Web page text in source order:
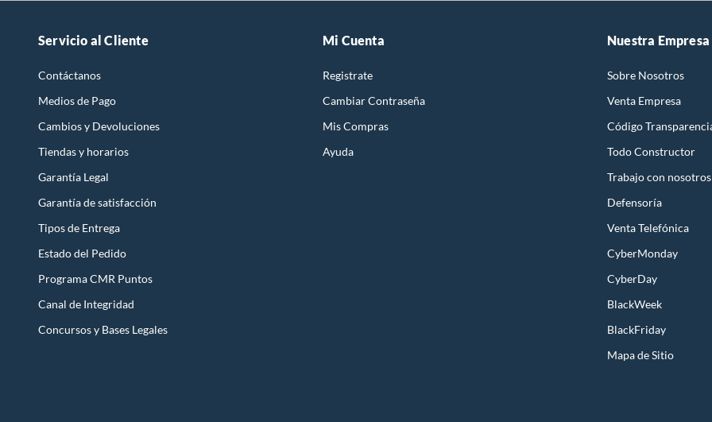
Servicio al Cliente
Contáctanos
Medios de Pago
Cambios y Devoluciones
Tiendas y horarios
Garantía Legal
Garantía de satisfacción
Tipos de Entrega
Estado del Pedido
Programa CMR Puntos
Canal de Integridad
Concursos y Bases Legales
Mi Cuenta
Registrate
Cambiar Contraseña
Mis Compras
Ayuda
Nuestra Empresa
Sobre Nosotros
Venta Empresa
Código
Todo Constructor
Trabajo con nosotros
Defensoría
Venta Telefónica
CyberMonday
CyberDay
BlackWeek
BlackFriday
Mapa de Sitio